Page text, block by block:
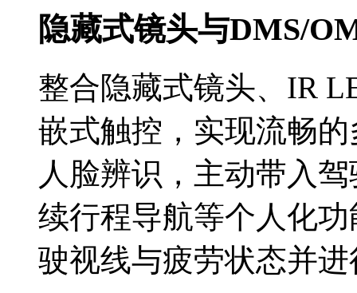
隐藏式镜头与DMS/
整合隐藏式镜头、IR
嵌式触控，实现流畅
人脸辨识，主动带入
续行程导航等个人化
驶视线与疲劳状态并